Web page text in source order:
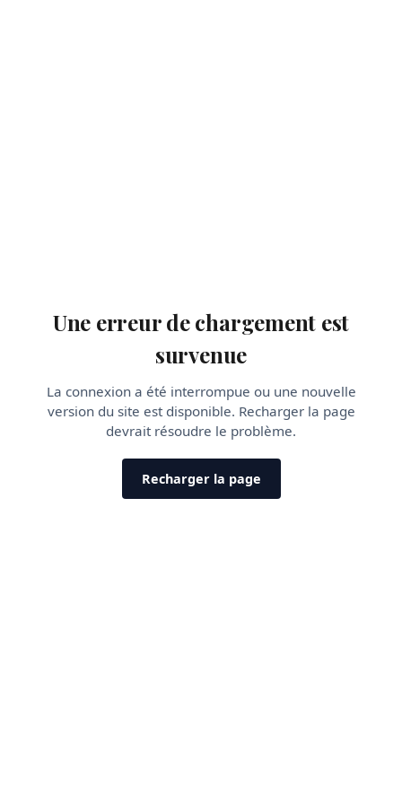
Une erreur de chargement est
survenue
La connexion a été interrompue ou une nouvelle
version du site est disponible. Recharger la page
devrait résoudre le problème.
Recharger la page